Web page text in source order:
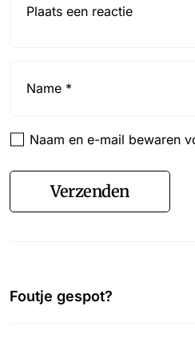
Naam en e-mail bewaren
Verzenden
Foutje gespot?